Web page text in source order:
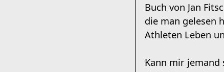
Buch von Jan
die man gelesen
Athleten Leben
Kann mir jemand